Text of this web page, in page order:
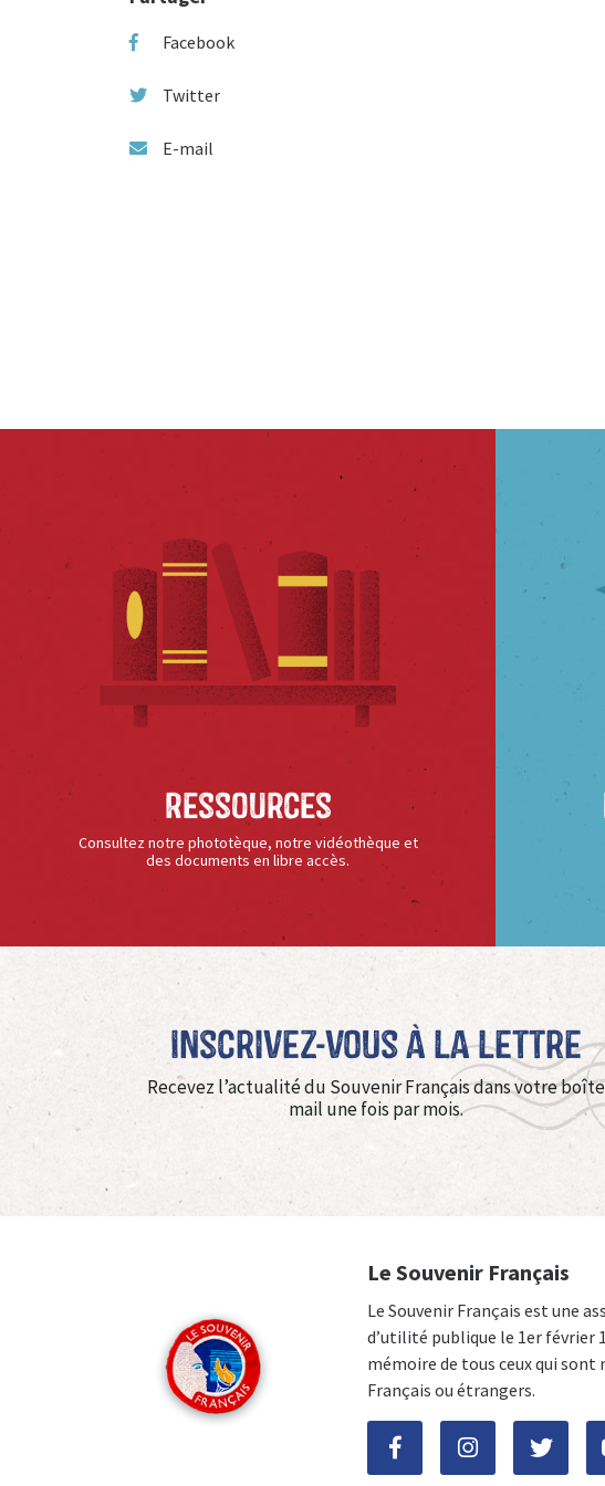
Facebook
Twitter
E-mail
Ressources
Consultez notre phototèque, notre vidéothèque et
des documents en libre accès.
Inscrivez-vous à La Lettre
Recevez l’actualité du Souvenir Français dans votre boîte
mail une fois par mois.
Le Souvenir Français
Le Souvenir Français est une
d’utilité publique le 1er février
mémoire de tous ceux qui
Français ou étrangers.